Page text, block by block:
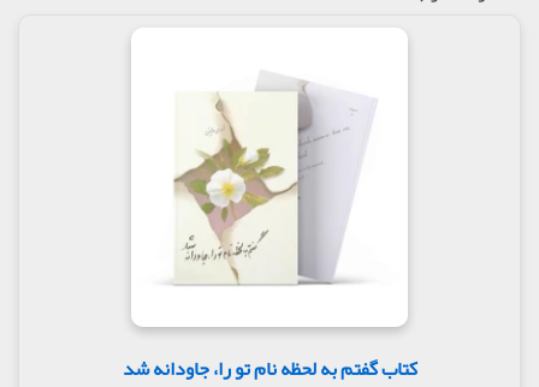
کتاب گفتم به لحظه نام تو را، جاودانه شد